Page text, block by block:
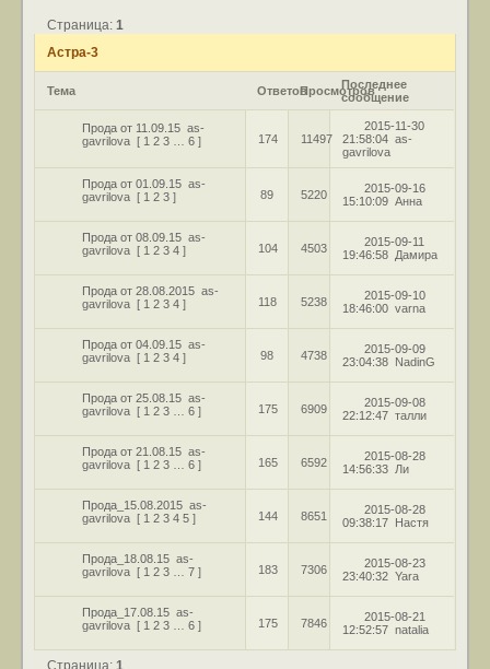
Астра-3
Страница:1
Тема ОтветовПросмотровПоследнее
сообщение
Прода от 11.09.15 as-
gavrilova [ 1 2 3 6 ] 174 11497
2015-11-30
21:58:04 as-
gavrilova
Прода от 01.09.15 as-
gavrilova [ 1 2 3 ] 89 5220
2015-09-16
15:10:09 Анна
Прода от 08.09.15 as-
gavrilova [ 1 2 3 4 ] 104 4503
2015-09-11
19:46:58 Дамира
Прода от 28.08.2015 as-
gavrilova [ 1 2 3 4 ] 118 5238
2015-09-10
18:46:00 varna
Прода от 04.09.15 as-
gavrilova [ 1 2 3 4 ] 98 4738
2015-09-09
23:04:38 NadinG
Прода от 25.08.15 as-
gavrilova [ 1 2 3 6 ] 175 6909
2015-09-08
22:12:47 талли
Прода от 21.08.15 as-
gavrilova [ 1 2 3 6 ] 165 6592
2015-08-28
14:56:33 Ли
Прода_15.08.2015 as-
gavrilova [ 1 2 3 4 5 ] 144 8651
2015-08-28
09:38:17 Настя
Прода_18.08.15 as-
gavrilova [ 1 2 3 7 ] 183 7306
2015-08-23
23:40:32 Yara
Прода_17.08.15 as-
gavrilova [ 1 2 3 6 ] 175 7846
2015-08-21
12:52:57 natalia
Страница: 1